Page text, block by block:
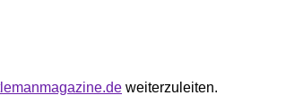
weiterzuleiten.